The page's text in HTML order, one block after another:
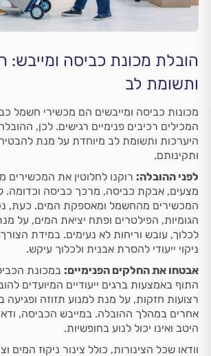
הובלת מכונת כביסה ומייבש:
ותשומת לב
מכונות כביסה ומייבשים הם מכשירי חשמל
המכילים רכיבים פנימיים רגישים. לכן,
היערכות ותשומת לב מיוחדת על מנת
ותקינותם.
לפני ההובלה: רוקנו לחלוטין את המכשירים
מצעים, אבקת כביסה, מרכך כביסה וכדומה.
המכשירים מהחשמל ומאספקת המים. כעת,
הגומיות, הפילטרים ופתח יציאת המים, על
לכלוך, עובש וריחות לא נעימים. במידת
ניקוי ייעודי להסרת אבנית ולכלוך עיקש.
אבטחו את החלקים הפנימיים: במכונת
התוף באמצעות ברגים ייעודיים המיועדים
רצועות חזקות, על מנת למנוע תזוזה ופגיעה
אחרים במהלך ההובלה. במייבש הכביסה,
היטב ואינו יכול לנוע בחופשיות.
וודאו שכל הצינורות, כולל צינור ניקוז המים